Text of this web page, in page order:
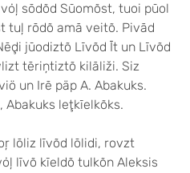
sōdõd Sūomõst, tuoi pūol
tuļ rōdõ amā veitõ. Pivād
jūodiztõ Līvõd Īt un Līvõd
tēriņtiztõ kilāliži. Siz
un Irē päp A. Abakuks.
Abakuks leţkīelkõks.
lōliz līvõd lōlidi, rovzt
līvõ kīeldõ tulkõn Aleksis